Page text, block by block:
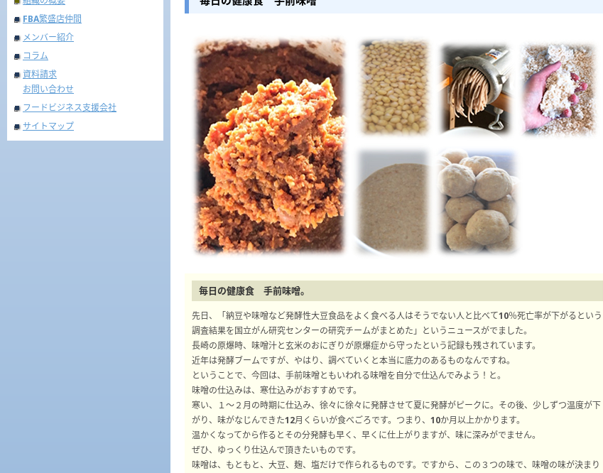
FBA繁盛店仲間
メンバー紹介
コラム
資料請求
お問い合わせ
フードビジネス支援会社
サイトマップ
毎日の健康食 手前味噌。
先日、「納豆や味噌など発酵性大豆食品をよく食べる人はそうでない人と比べて10％死亡率が下がるという
調査結果を国立がん研究センターの研究チームがまとめた」というニュースがでました。
長崎の原爆時、味噌汁と玄米のおにぎりが原爆症から守ったという記録も残されています。
近年は発酵ブームですが、やはり、調べていくと本当に底力のあるものなんですね。
ということで、今回は、手前味噌ともいわれる味噌を自分で仕込んでみよう！と。
味噌の仕込みは、寒仕込みがおすすめです。
寒い、１～２月の時期に仕込み、徐々に徐々に発酵させて夏に発酵がピークに。その後、少しずつ温度が下
がり、味がなじんできた12月くらいが食べごろです。つまり、10か月以上かかります。
温かくなってから作るとその分発酵も早く、早くに仕上がりますが、味に深みがでません。
ぜひ、ゆっくり仕込んで頂きたいものです。
味噌は、もともと、大豆、麹、塩だけで作られるものです。ですから、この３つの味で、味噌の味が決まり